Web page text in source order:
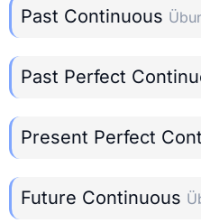
Past Continuous
Past Perfect
Present Perfect
Future Continuous